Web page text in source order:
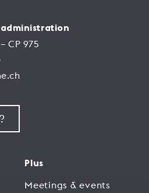
administration
CP 975
Plus
Meetings & events